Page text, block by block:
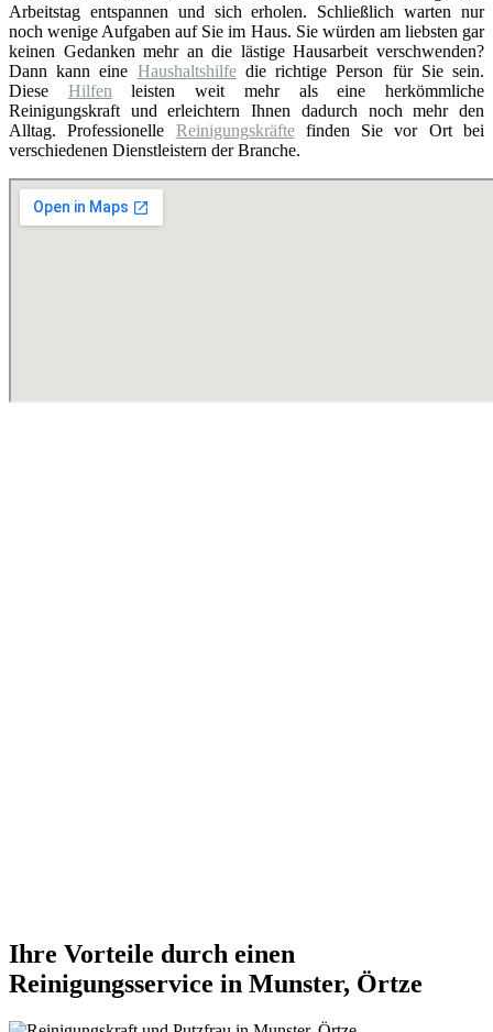
Arbeitstag entspannen und sich erholen. Schließlich warten nur
noch wenige Aufgaben auf Sie im Haus. Sie würden am liebsten gar
keinen Gedanken mehr an die lästige Hausarbeit verschwenden?
Dann kann eine Haushaltshilfedie richtige Person für Sie sein.
Diese Hilfenleisten weit mehr als eine herkömmliche
Reinigungskraft und erleichtern Ihnen dadurch noch mehr den
Alltag. Professionelle Reinigungskräftefinden Sie vor Ort bei
verschiedenen Dienstleistern der Branche.
Ihre Vorteile durch einen
Reinigungsservice in Munster, Örtze